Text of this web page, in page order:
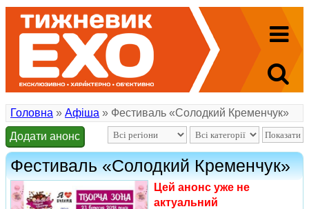
Головна » Афіша » Фестиваль «Солодкий Кременчук»
Додати анонс
Фестиваль «Солодкий Кременчук»
Цей анонс уже не
актуальний